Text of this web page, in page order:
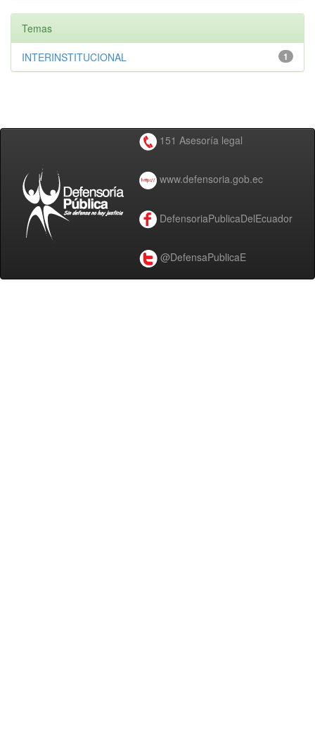
Temas
1
INTERINSTITUCIONAL
151 Asesoría legal
www.defensoria.gob.ec
DefensoriaPublicaDelEcuador
@DefensaPublicaE